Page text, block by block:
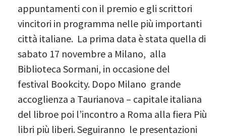
appuntamenti con il premio e gli scrittori
vincitori in programma nelle più importanti
città italiane. La prima data è stata quella di
sabato 17 novembre a Milano, alla
Biblioteca Sormani, in occasione del
festival Bookcity. Dopo Milano grande
accoglienza a Taurianova – capitale italiana
del libroe poi l’incontro a Roma alla fiera Più
libri più liberi. Seguiranno le presentazioni